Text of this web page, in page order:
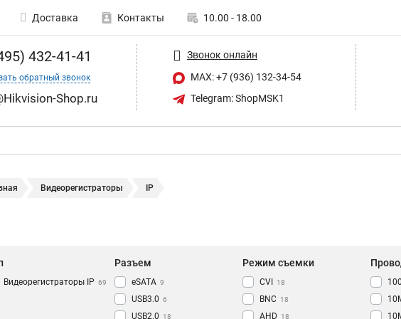
Доставка Контакты 10.00 - 18.00
432-41-41
обратный звонок
Shop.ru
Звонок онлайн
MAX: +7 (936) 132-34-54
Telegram: ShopMSK1
Видеорегистраторы IP
Видеорегистраторы IP 69
Разъем
eSATA 9
USB3.0 6
USB2.0 18
Режим съемки
CVI 18
BNC 18
AHD 18